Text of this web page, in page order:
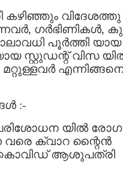
കഴിഞ്ഞും വിദേശത്തു
ഗർഭിണികൾ,
പൂർത്തി യായ
സ്റ്റുഡന്റ് വിസ
:-
പരിശോധന യില്‍ രോഗ
വരെ ക്വാറ ന്റൈന്‍
കൊവിഡ് ആശുപത്രി